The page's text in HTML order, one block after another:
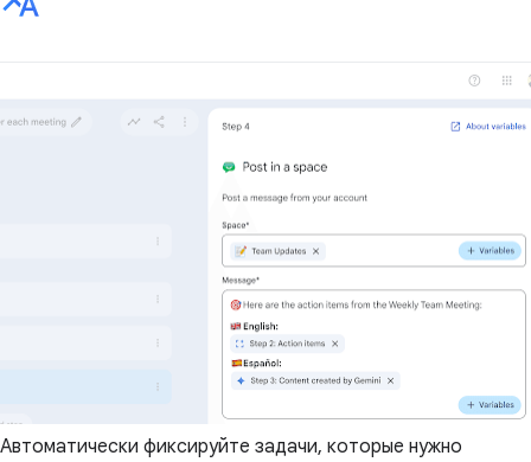
Автоматически фиксируйте задачи, которые нужно